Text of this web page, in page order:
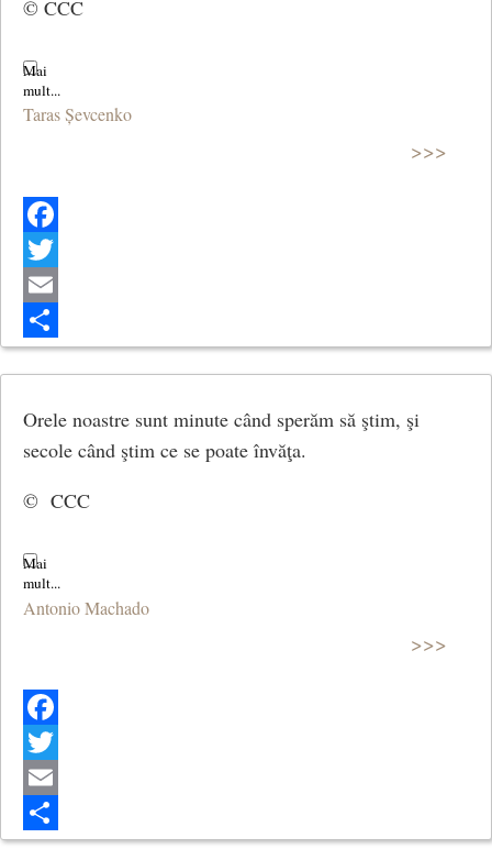
© CCC
Taras Șevcenko
>>>
Facebook
Twitter
Email
Share
Orele noastre sunt minute când sperăm să ştim, şi
secole când ştim ce se poate învăţa.
© CCC
Antonio Machado
>>>
Facebook
Twitter
Email